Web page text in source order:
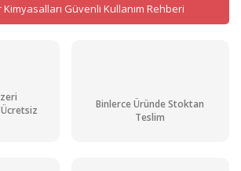
Güvenli Kullanım Rehberi
Binlerce Üründe Stoktan
Teslim